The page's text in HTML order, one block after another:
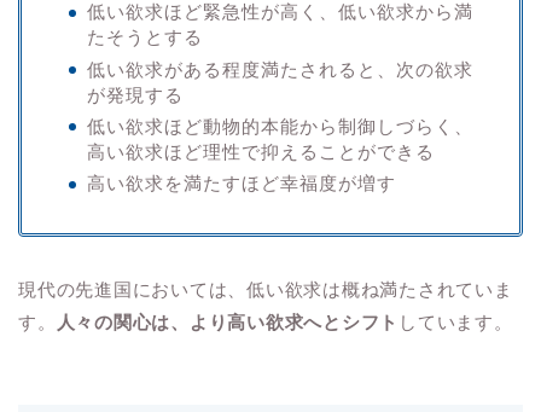
低い欲求ほど緊急性が高く、低い欲求から満
たそうとする
低い欲求がある程度満たされると、次の欲求
が発現する
低い欲求ほど動物的本能から制御しづらく、
高い欲求ほど理性で抑えることができる
高い欲求を満たすほど幸福度が増す
現代の先進国においては、低い欲求は概ね満たされていま
す。
人々の関心は、より高い欲求へとシフト しています。